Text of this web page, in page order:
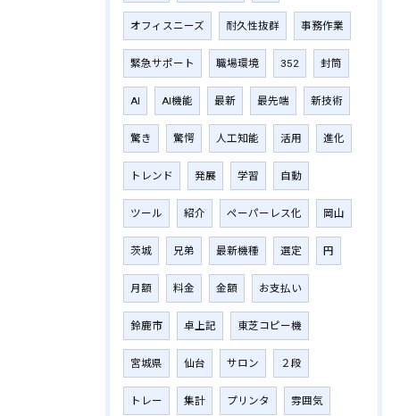
オフィスニーズ 耐久性抜群 事務作業
緊急サポート 職場環境 352 封筒
AI AI機能 最新 最先端 新技術
驚き 驚愕 人工知能 活用 進化
トレンド 発展 学習 自動
ツール 紹介 ペーパーレス化 岡山
茨城 兄弟 最新機種 選定 円
月額 料金 金額 お支払い
鈴鹿市 卓上記 東芝コピー機
宮城県 仙台 サロン ２段
トレー 集計 プリンタ 雰囲気